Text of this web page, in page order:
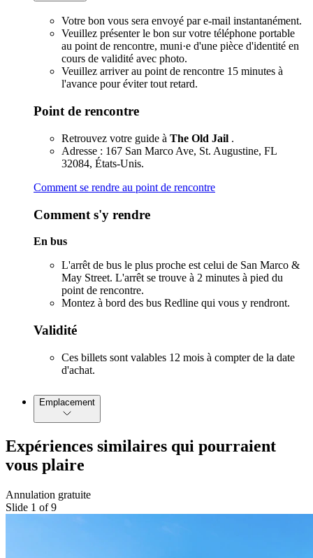
Votre bon vous sera envoyé par e-mail instantanément.
Veuillez présenter le bon sur votre téléphone portable
au point de rencontre, muni·e d'une pièce d'identité en
cours de validité avec photo.
Veuillez arriver au point de rencontre 15 minutes à
l'avance pour éviter tout retard.
Point de rencontre
Retrouvez votre guide à The Old Jail .
Adresse : 167 San Marco Ave, St. Augustine, FL
32084, États-Unis.
Comment se rendre au point de rencontre
Comment s'y rendre
En bus
L'arrêt de bus le plus proche est celui de San Marco &
May Street. L'arrêt se trouve à 2 minutes à pied du
point de rencontre.
Montez à bord des bus Redline qui vous y rendront.
Validité
Ces billets sont valables 12 mois à compter de la date
d'achat.
Emplacement
Expériences similaires qui pourraient
vous plaire
Annulation gratuite
Slide 1 of 9